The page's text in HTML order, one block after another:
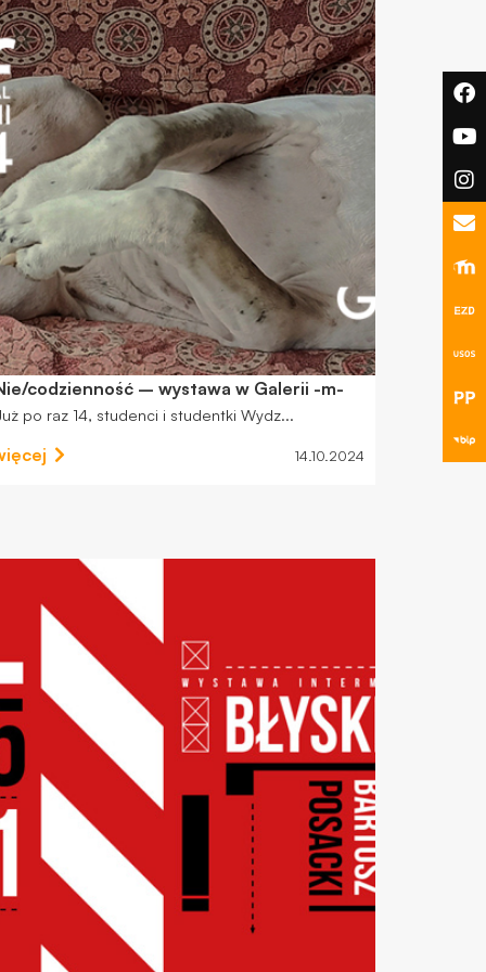
codzienność – wystawa w Galerii -m-
po raz 14, studenci i studentki Wydz...
14.10.2024